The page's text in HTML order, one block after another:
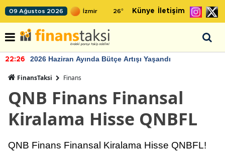
09 Ağustos 2026 26° Künye İletişim
22:26 2026 Haziran Ayında Bütçe Artışı Yaşandı
FinansTaksi Finans
QNB Finans Finansal
Kiralama Hisse QNBFL
QNB Finans Finansal Kiralama Hisse QNBFL!